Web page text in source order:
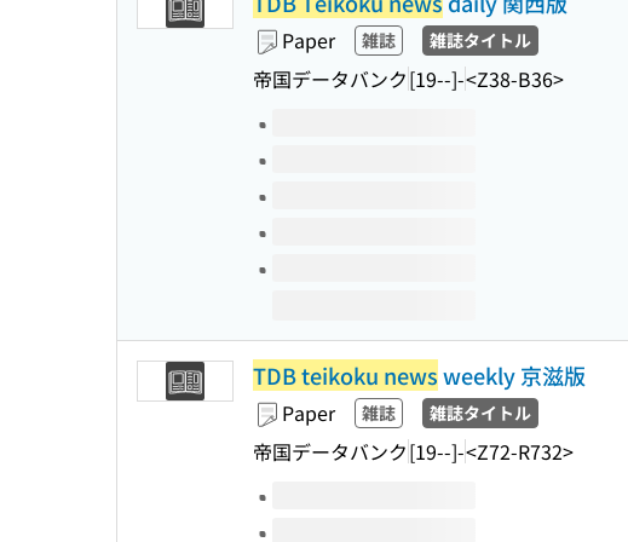
Paper 雑誌 雑誌タイトル
帝国データバンク[19--]-<Z38-B36>
Volumes of this title
TDB teikoku newsweekly 京滋版
Paper 雑誌 雑誌タイトル
帝国データバンク[19--]-<Z72-R732>
Volumes of this title